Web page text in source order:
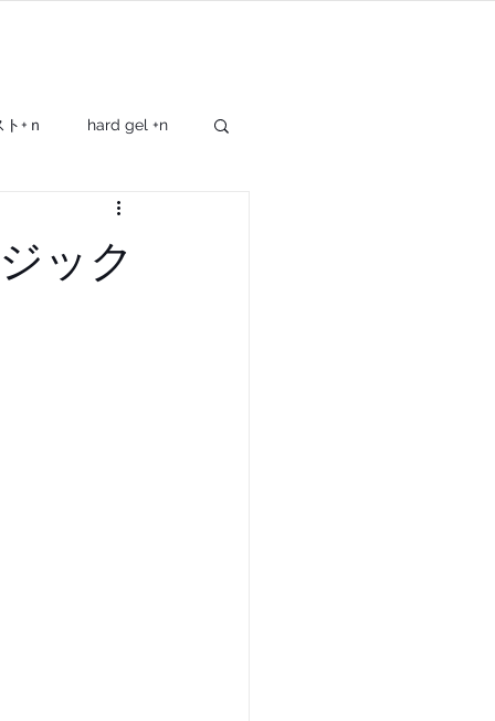
+ｎ hard gel +n
cray+
ック